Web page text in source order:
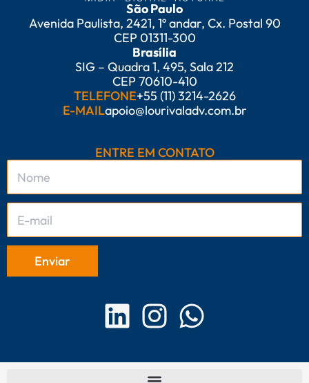
São Paulo
Avenida Paulista, 2421, 1º andar, Cx. Postal 90
CEP 01311-300
Brasília
SIG – Quadra 1, 495, Sala 212
CEP 70610-410
TELEFONE+55 (11) 3214-2626
E-MAILapoio@lourivaladv.com.br
ENTRE EM CONTATO
L
n
I
s
W
a